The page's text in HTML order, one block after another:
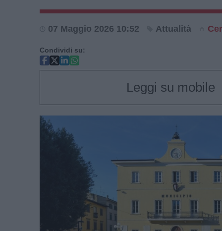
07 Maggio 2026 10:52 Attualità
Condividi su:
Leggi su mobile